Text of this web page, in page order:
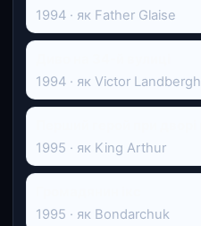
1994 · як Father Glaise
1994 · як Victor Landbergh
1995 · як King Arthur
1995 · як Bondarchuk